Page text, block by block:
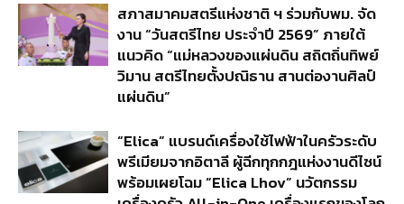
สภาสมาคมสตรีแห่งชาติ ฯ ร่วมกับพม. จัด
งาน “วันสตรีไทย ประจำปี 2569” ภายใต้
แนวคิด “แม่หลวงของแผ่นดิน สถิตถิ่นทิพย์
วิมาน สตรีไทยตั้งปณิธาน สานต่องานศิลป์
แผ่นดิน”
“Elica” แบรนด์เครื่องใช้ไฟฟ้าในครัวระดับ
พรีเมียมจากอิตาลี ผู้ฉีกทุกกฎแห่งงานดีไซน์
พร้อมเผยโฉม “Elica Lhov” นวัตกรรม